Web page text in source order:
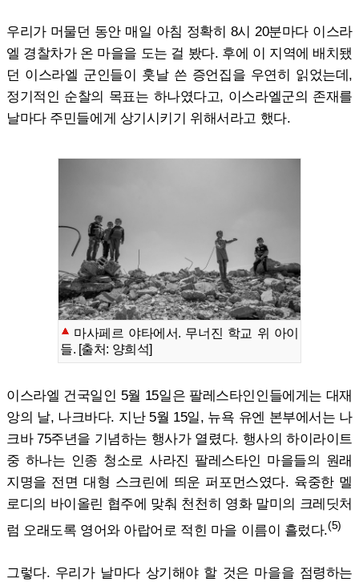
우리가 머물던 동안 매일 아침 정확히 8시 20분마다 이스라
엘 경찰차가 온 마을을 도는 걸 봤다. 후에 이 지역에 배치됐
던 이스라엘 군인들이 훗날 쓴 증언집을 우연히 읽었는데,
정기적인 순찰의 목표는 하나였다고, 이스라엘군의 존재를
날마다 주민들에게 상기시키기 위해서라고 했다.
마사페르 야타에서. 무너진 학교 위 아이
들. [출처: 양희석]
이스라엘 건국일인 5월 15일은 팔레스타인인들에게는 대재
앙의 날, 나크바다. 지난 5월 15일, 뉴욕 유엔 본부에서는 나
크바 75주년을 기념하는 행사가 열렸다. 행사의 하이라이트
중 하나는 인종 청소로 사라진 팔레스타인 마을들의 원래
지명을 전면 대형 스크린에 띄운 퍼포먼스였다. 육중한 멜
로디의 바이올린 협주에 맞춰 천천히 영화 말미의 크레딧처
럼 오래도록 영어와 아랍어로 적힌 마을 이름이 흘렀다.(5)
그렇다. 우리가 날마다 상기해야 할 것은 마을을 점령하는